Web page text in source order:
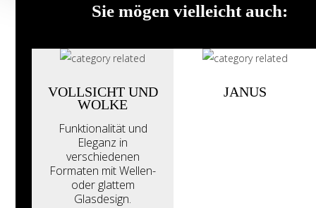
Sie mögen vielleicht auch:
VOLLSICHT UND
WOLKE
Funktionalität und
Eleganz in
verschiedenen
Formaten mit Wellen-
oder glattem
Glasdesign.
JANUS